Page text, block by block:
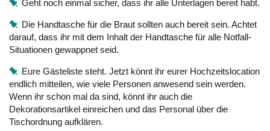
Geht noch einmal sicher, dass ihr alle Unterlagen bereit habt.
Die Handtasche für die Braut sollten auch bereit sein. Achtet
darauf, dass ihr mit dem Inhalt der Handtasche für alle Notfall-
Situationen gewappnet seid.
Eure Gästeliste steht. Jetzt könnt ihr eurer Hochzeitslocation
endlich mitteilen, wie viele Personen anwesend sein werden.
Wenn ihr schon mal da sind, könnt ihr auch die
Dekorationsartikel einreichen und das Personal über die
Tischordnung aufklären.